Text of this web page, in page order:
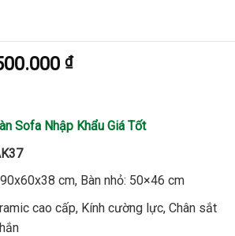
₫.
₫Giá
là:
Sofa Nhập Khẩu Giá Tốt
cm, Bàn nhỏ: 50×46 cm
cao cấp, Kính cường lực, Chân sắt